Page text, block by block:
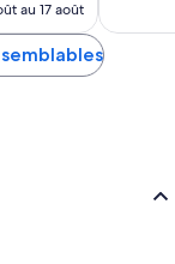
$ CA
au 17 août